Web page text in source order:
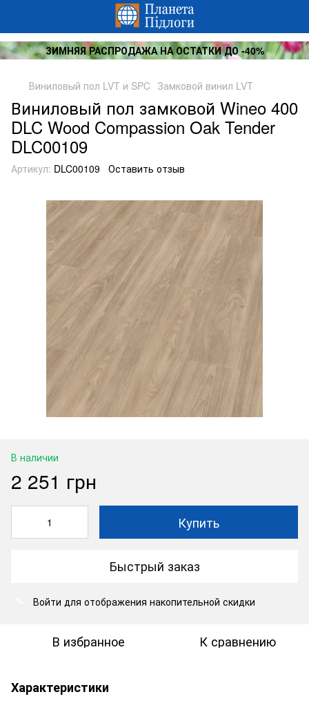
ЗИМНЯЯ РАСПРОДАЖА НА ОСТАТКИ ДО -40%
Виниловый пол LVT и SPC Замковой винил LVT
Виниловый пол замковой Wineo 400
DLC Wood Compassion Oak Tender
DLC00109
Артикул: DLC00109 Оставить отзыв
В наличии
2 251 грн
Купить
Быстрый заказ
Войти для отображения накопительной скидки
В избранное К сравнению
Характеристики